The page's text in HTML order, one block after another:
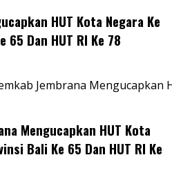
HUT Kota Negara Ke
65 Dan HUT RI Ke 78
Jembrana Mengucapkan
Mengucapkan HUT Kota
Bali Ke 65 Dan HUT RI Ke